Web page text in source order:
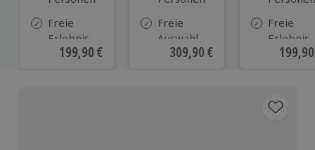
Freie
Erlebnis-
Auswahl
Aktueller Preis
199,90 €
Freie
Auswahl
aus ca. 290
Aktueller Preis
309,90 €
Freie
Erlebnis-
Auswahl